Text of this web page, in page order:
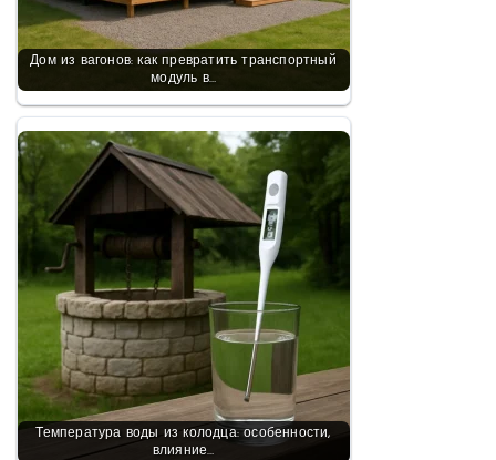
Дом из вагонов: как превратить транспортный
модуль в…
Температура воды из колодца: особенности,
влияние…